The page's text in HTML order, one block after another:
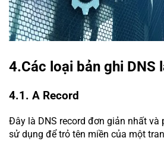
4.Các loại bản ghi DNS
4.1. A Record
Đây là DNS record đơn giản nhất và
sử dụng để trỏ tên miền của một